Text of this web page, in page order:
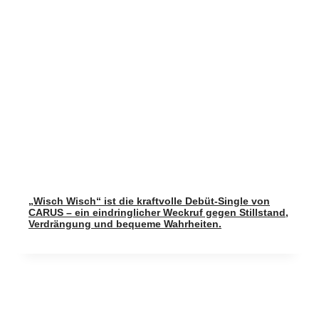
„Wisch Wisch“ ist die kraftvolle Debüt-Single von
CARUS – ein eindringlicher Weckruf gegen Stillstand,
Verdrängung und bequeme Wahrheiten.